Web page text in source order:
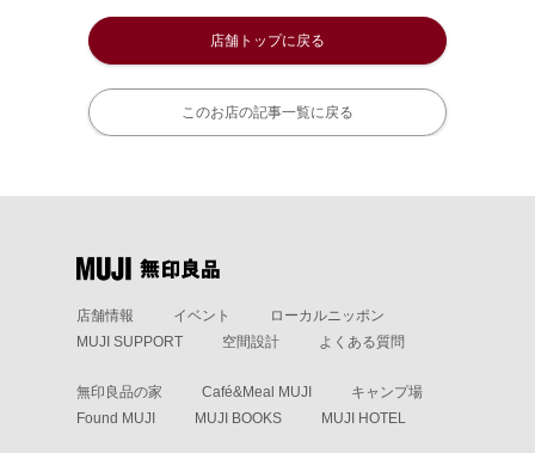
店舗トップに戻る
このお店の記事一覧に戻る
店舗情報 イベント
ローカルニッポン
MUJI SUPPORT
空間設計 よくある質問
無印良品の家 Café&Meal MUJI
キャンプ場
Found MUJI
MUJI BOOKS MUJI HOTEL